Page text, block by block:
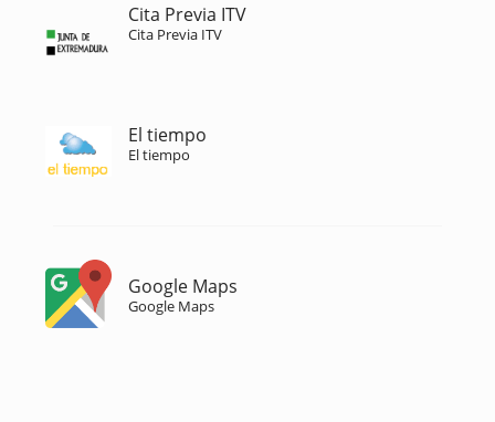
Cita Previa ITV
Cita Previa ITV
El tiempo
El tiempo
Google Maps
Google Maps